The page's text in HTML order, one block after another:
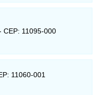
CEP: 11095-000
11060-001